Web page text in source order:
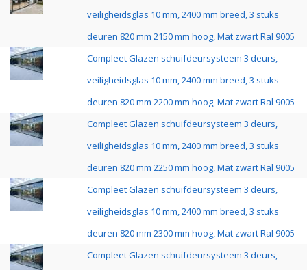
veiligheidsglas 10 mm, 2400 mm breed, 3 stuks
deuren 820 mm 2150 mm hoog, Mat zwart Ral 9005
Compleet Glazen schuifdeursysteem 3 deurs,
veiligheidsglas 10 mm, 2400 mm breed, 3 stuks
deuren 820 mm 2200 mm hoog, Mat zwart Ral 9005
Compleet Glazen schuifdeursysteem 3 deurs,
veiligheidsglas 10 mm, 2400 mm breed, 3 stuks
deuren 820 mm 2250 mm hoog, Mat zwart Ral 9005
Compleet Glazen schuifdeursysteem 3 deurs,
veiligheidsglas 10 mm, 2400 mm breed, 3 stuks
deuren 820 mm 2300 mm hoog, Mat zwart Ral 9005
Compleet Glazen schuifdeursysteem 3 deurs,